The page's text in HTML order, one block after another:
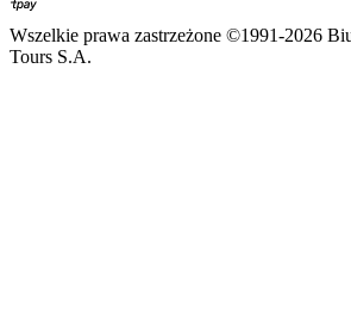
Wszelkie prawa zastrzeżone ©1991-2026
Tours S.A.